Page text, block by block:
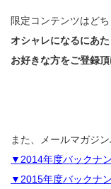
限定コンテンツはど
オシャレになるにあ
お好きな方をご登録頂
また、メールマガジ
▼2014年度バックナ
▼2015年度バックナ